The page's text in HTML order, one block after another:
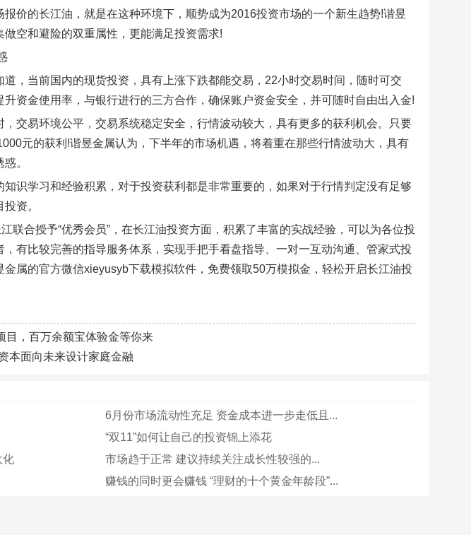
价的长江油，就是在这种环境下，顺势成为2016投资市场的一个新生趋势!谐昱
空和避险的双重属性，更能满足投资需求!
，当前国内的现货投资，具有上涨下跌都能交易，22小时交易时间，随时可交
资金使用率，与银行进行的三方合作，确保账户资金安全，并可随时自由出入金!
交易环境公平，交易系统稳定安全，行情波动较大，具有更多的获利机会。只要
元的获利!谐昱金属认为，下半年的市场机遇，将着重在那些行情波动大，具有
。
识学习和经验积累，对于投资获利都是非常重要的，如果对于行情判定没有足够
资。
联合授予“优秀会员”，在长江油投资方面，积累了丰富的实战经验，可以为各位投
有比较完善的指导服务体系，实现手把手看盘指导、一对一互动沟通、管家式投
属的官方微信xieyusyb下载模拟软件，免费领取50万模拟金，轻松开启长江油投
目，百万余额宝体验金等你来
本面向未来设计家庭金融
6月份市场流动性充足 资金成本进一步走低且...
“双11”如何让自己的投资锦上添花
化
市场趋于正常 建议持续关注成长性较强的...
赚钱的同时更会赚钱 “理财的十个黄金年龄段”...